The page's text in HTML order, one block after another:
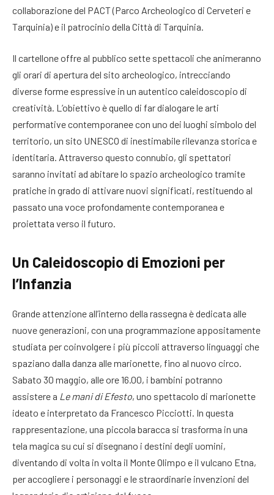
collaborazione del PACT (Parco Archeologico di Cerveteri e
Tarquinia) e il patrocinio della Città di Tarquinia
Il cartellone offre al pubblico sette spettacoli che animeranno
gli orari di apertura del sito archeologico, intrecciando
diverse forme espressive in un autentico caleidoscopio di
creatività. L’obiettivo è quello di far dialogare le arti
performative contemporanee con uno dei luoghi simbolo del
territorio, un sito UNESCO di inestimabile rilevanza storica e
identitaria. Attraverso questo connubio, gli spettatori
saranno invitati ad abitare lo spazio archeologico tramite
pratiche in grado di attivare nuovi significati, restituendo al
passato una voce profondamente contemporanea e
proiettata verso il futuro.
Un Caleidoscopio di Emozioni per
l’Infanzia
Grande attenzione all’interno della rassegna è dedicata alle
nuove generazioni, con una programmazione appositamente
studiata per coinvolgere i più piccoli attraverso linguaggi che
spaziano dalla danza alle marionette, fino al nuovo circo.
Sabato 30 maggio, alle ore 16.00, i bambini potranno
assistere a Le mani di Efesto, uno spettacolo di marionette
ideato e interpretato da Francesco Picciotti. In questa
rappresentazione, una piccola baracca si trasforma in una
tela magica su cui si disegnano i destini degli uomini,
diventando di volta in volta il Monte Olimpo e il vulcano Etna,
per accogliere i personaggi e le straordinarie invenzioni del